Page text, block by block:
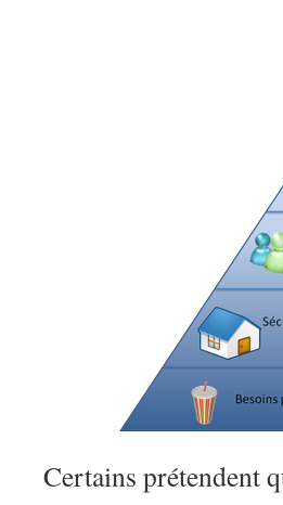
Certains prétendent